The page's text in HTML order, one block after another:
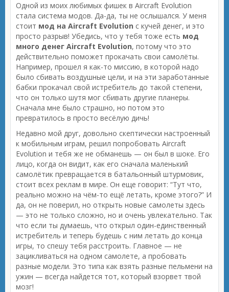
Одной из моих любимых фишек в Aircraft Evolution
стала система модов. Да-да, ты не ослышался. У меня
стоит мод на Aircraft Evolution с кучей денег, и это
просто разрыв! Убедись, что у тебя тоже есть мод
много денег Aircraft Evolution, потому что это
действительно поможет прокачать свои самолёты.
Например, прошел я как-то миссию, в которой надо
было сбивать воздушные цели, и на эти заработанные
бабки прокачал свой истребитель до такой степени,
что он только шутя мог сбивать другие планеры.
Сначала мне было страшно, но потом это
превратилось в просто весёлую дичь!
Недавно мой друг, довольно скептически настроенный
к мобильным играм, решил попробовать Aircraft
Evolution и тебя же не обманешь — он был в шоке. Его
лицо, когда он видит, как его сначала маленький
самолётик превращается в батальонный штурмовик,
стоит всех реклам в мире. Он еще говорит: “Тут что,
реально можно на чём-то ещё летать, кроме этого?” И
да, он не поверил, но открыть новые самолеты здесь
— это не только сложно, но и очень увлекательно. Так
что если ты думаешь, что открыл один-единственный
истребитель и теперь будешь с ним летать до конца
игры, то спешу тебя расстроить. Главное — не
зацикливаться на одном самолете, а пробовать
разные модели. Это типа как взять разные пельмени на
ужин — всегда найдется тот, который взорвет твой
мозг!